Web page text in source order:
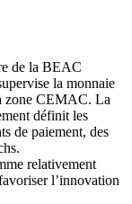
de la BEAC
la monnaie
zone CEMAC. La
définit les
de paiement, des
relativement
l’innovation